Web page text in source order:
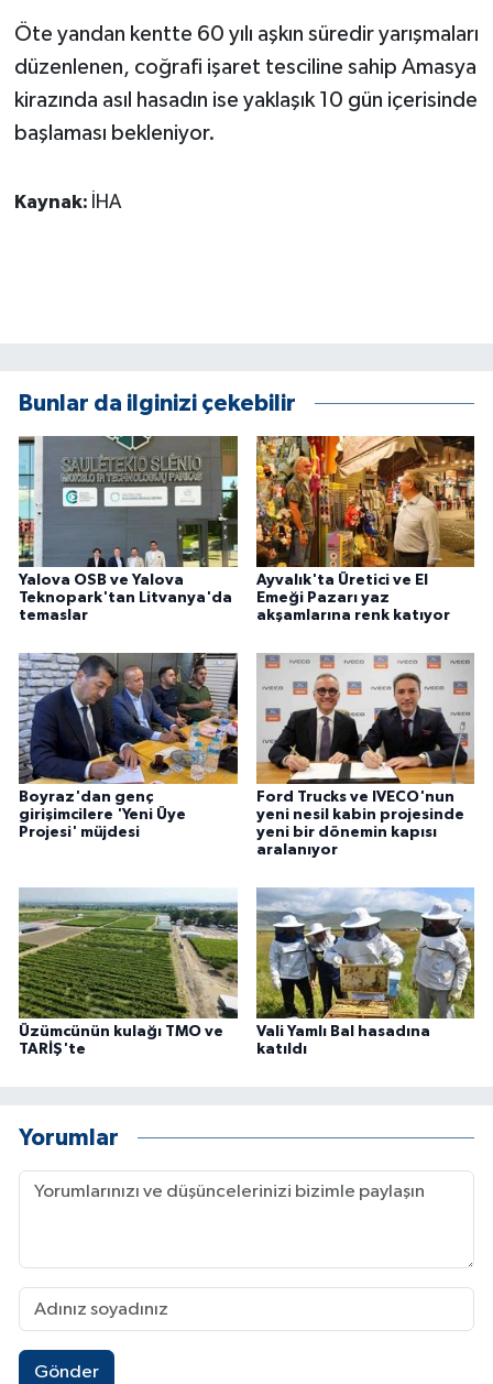
Öte yandan kentte 60 yılı aşkın süredir yarışmaları
düzenlenen, coğrafi işaret tesciline sahip Amasya
kirazında asıl hasadın ise yaklaşık 10 gün içerisinde
başlaması bekleniyor.
Kaynak: İHA
Bunlar da ilginizi çekebilir
Yalova OSB ve Yalova
Teknopark'tan Litvanya'da
temaslar
Ayvalık'ta Üretici ve El
Emeği Pazarı yaz
akşamlarına renk katıyor
Boyraz'dan genç
girişimcilere 'Yeni Üye
Projesi' müjdesi
Ford Trucks ve IVECO'nun
yeni nesil kabin projesinde
yeni bir dönemin kapısı
aralanıyor
Üzümcünün kulağı TMO ve
TARİŞ'te
Vali Yamlı Bal hasadına
katıldı
Yorumlar
Gönder
Otomobil
POLİTİKA
Sağlık
SİYASET
ÜLKE GÜNDEMİ
YAŞAM
Yerel Haberler